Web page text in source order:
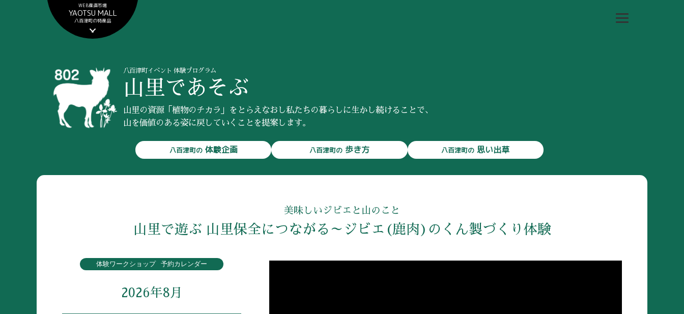
WEB産直市場
YAOTSU MALL
八百津町の特産品
八百津町イベント 体験プログラム
山里であそぶ
山里の資源「植物のチカラ」をとらえなおし私たちの暮らしに生かし続けることで、
山を価値のある姿に戻していくことを提案します。
八百津町の 体験企画
特産品と食文化
八百津町の 歩き方
Program List 講座一覧
八百津町の 思い出草
八百津町の 活動Blog
美味しいジビエと山のこと
山里で遊ぶ 山里保全につながる～ジビエ(鹿肉)のくん製づくり体験
体験ワークショップ 予約カレンダー
2026年8月